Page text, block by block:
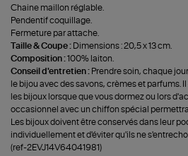
Chaine maillon réglable.
Pendentif coquillage.
Fermeture par attache.
Taille & Coupe : Dimensions : 20,5 x 13 cm.
Composition :100% laiton.
Conseil d'entretien : Prendre soin, chaque
le bijou avec des savons, crèmes et parfums.
les bijoux lorsque que vous dormez ou lors
occasionnel avec un chiffon spécial
Les bijoux doivent être conservés dans leur
individuellement et d'éviter qu'ils ne
(ref-2EVJ14V64041981)